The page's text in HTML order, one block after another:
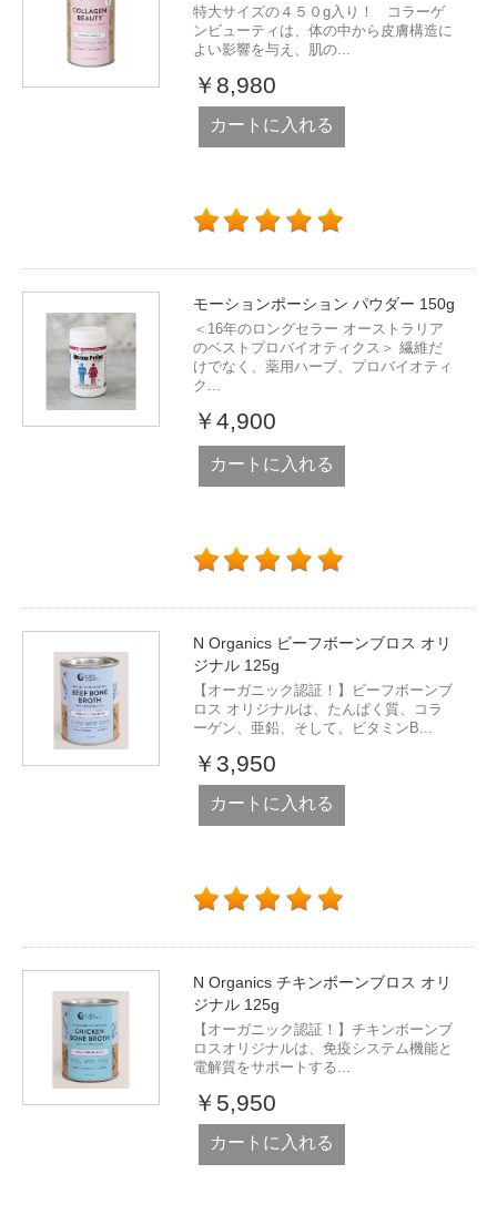
特大サイズの４５０g入り！ コラーゲ
ンビューティは、体の中から皮膚構造に
よい影響を与え、肌の...
￥8,980
カートに入れる
モーションポーション パウダー 150g
＜16年のロングセラー オーストラリア
のベストプロバイオティクス＞ 繊維だ
けでなく、薬用ハーブ、プロバイオティ
ク...
￥4,900
カートに入れる
N Organics ビーフボーンブロス オリ
ジナル 125g
【オーガニック認証！】ビーフボーンブ
ロス オリジナルは、たんぱく質、コラ
ーゲン、亜鉛、そして、ビタミンB...
￥3,950
カートに入れる
N Organics チキンボーンブロス オリ
ジナル 125g
【オーガニック認証！】チキンボーンブ
ロスオリジナルは、免疫システム機能と
電解質をサポートする...
￥5,950
カートに入れる